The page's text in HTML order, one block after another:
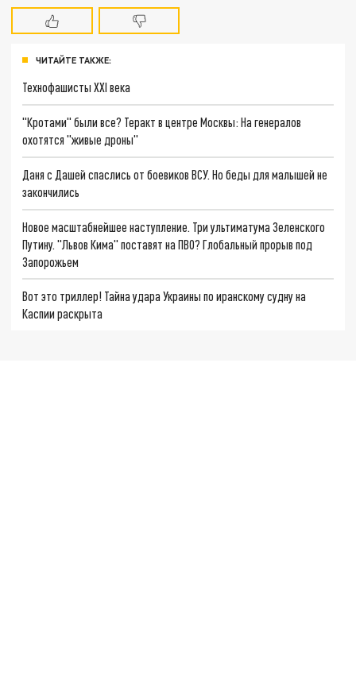
ЧИТАЙТЕ ТАКЖЕ:
Технофашисты XXI века
"Кротами" были все? Теракт в центре Москвы: На генералов
охотятся "живые дроны"
Даня с Дашей спаслись от боевиков ВСУ. Но беды для малышей не
закончились
Новое масштабнейшее наступление. Три ультиматума Зеленского
Путину. "Львов Кима" поставят на ПВО? Глобальный прорыв под
Запорожьем
Вот это триллер! Тайна удара Украины по иранскому судну на
Каспии раскрыта